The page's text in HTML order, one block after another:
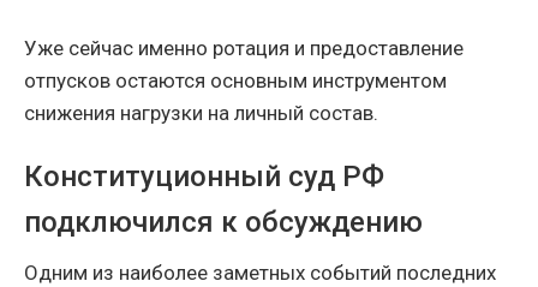
Уже сейчас именно ротация и предоставление
отпусков остаются основным инструментом
снижения нагрузки на личный состав.
Конституционный суд РФ
подключился к обсуждению
Одним из наиболее заметных событий последних